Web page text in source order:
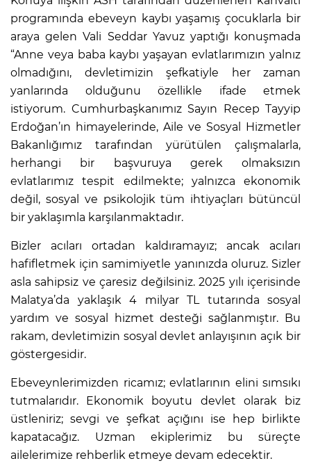
programında ebeveyn kaybı yaşamış çocuklarla bir
araya gelen Vali Seddar Yavuz yaptığı konuşmada
“Anne veya baba kaybı yaşayan evlatlarımızın yalnız
olmadığını, devletimizin şefkatiyle her zaman
yanlarında olduğunu özellikle ifade etmek
istiyorum. Cumhurbaşkanımız Sayın Recep Tayyip
Erdoğan’ın himayelerinde, Aile ve Sosyal Hizmetler
Bakanlığımız tarafından yürütülen çalışmalarla,
herhangi bir başvuruya gerek olmaksızın
evlatlarımız tespit edilmekte; yalnızca ekonomik
değil, sosyal ve psikolojik tüm ihtiyaçları bütüncül
bir yaklaşımla karşılanmaktadır.
Bizler acıları ortadan kaldıramayız; ancak acıları
hafifletmek için samimiyetle yanınızda oluruz. Sizler
asla sahipsiz ve çaresiz değilsiniz. 2025 yılı içerisinde
Malatya’da yaklaşık 4 milyar TL tutarında sosyal
yardım ve sosyal hizmet desteği sağlanmıştır. Bu
rakam, devletimizin sosyal devlet anlayışının açık bir
göstergesidir.
Ebeveynlerimizden ricamız; evlatlarının elini sımsıkı
tutmalarıdır. Ekonomik boyutu devlet olarak biz
üstleniriz; sevgi ve şefkat açığını ise hep birlikte
kapatacağız. Uzman ekiplerimiz bu süreçte
ailelerimize rehberlik etmeye devam edecektir.